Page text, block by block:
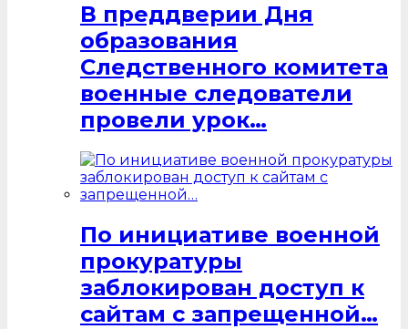
В преддверии Дня
образования
Следственного комитета
военные следователи
провели урок…
По инициативе военной
прокуратуры
заблокирован доступ к
сайтам с запрещенной…